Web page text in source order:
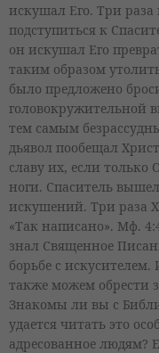
искушал Его. Три раза
подступиться к
он искушал Его
таким образом
было предложено
головокружительной
тем самым
дьявол пообещал
славу их, если только
ноги. Спаситель
искушений. Три раза
«Так написано». Мф.
знал Священное
борьбе с
также можем обрести
Знакомы ли вы с
удается читать это
адресованное людям?